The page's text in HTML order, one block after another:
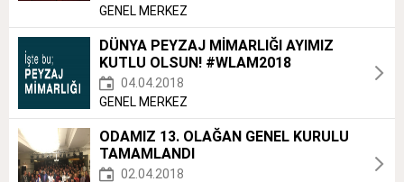
GENEL MERKEZ
DÜNYA PEYZAJ MİMARLIĞI AYIMIZ
KUTLU OLSUN! #WLAM2018
04.04.2018
GENEL MERKEZ
ODAMIZ 13. OLAĞAN GENEL KURULU
TAMAMLANDI
02.04.2018